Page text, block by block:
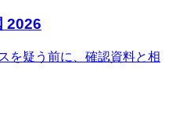
2026
を疑う前に、確認資料と相